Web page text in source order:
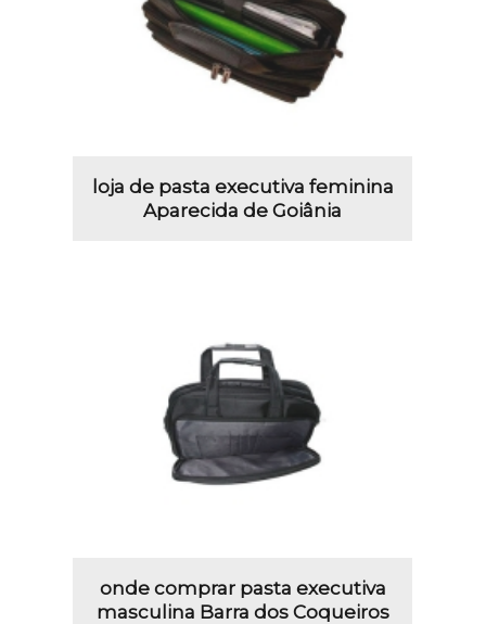
loja de pasta executiva feminina
Aparecida de Goiânia
onde comprar pasta executiva
masculina Barra dos Coqueiros